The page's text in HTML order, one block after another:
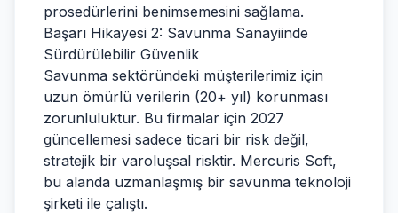
prosedürlerini benimsemesini sağlama.
Başarı Hikayesi 2: Savunma Sanayiinde
Sürdürülebilir Güvenlik
Savunma sektöründeki müşterilerimiz için
uzun ömürlü verilerin (20+ yıl) korunması
zorunluluktur. Bu firmalar için 2027
güncellemesi sadece ticari bir risk değil,
stratejik bir varoluşsal risktir. Mercuris Soft,
bu alanda uzmanlaşmış bir savunma teknoloji
şirketi ile çalıştı.